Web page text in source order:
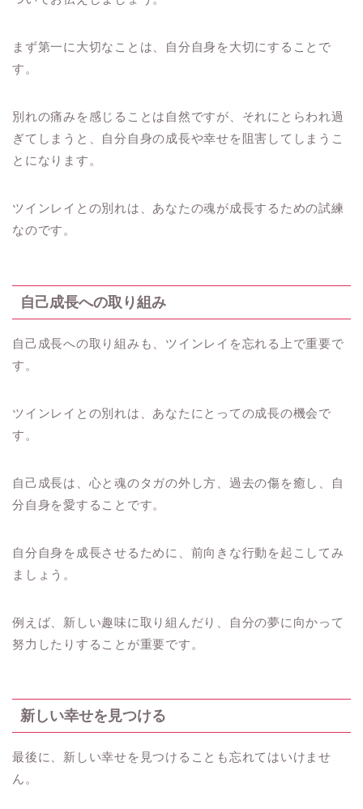
まず第一に大切なことは、自分自身を大切にすることで
す。
別れの痛みを感じることは自然ですが、それにとらわれ過
ぎてしまうと、自分自身の成長や幸せを阻害してしまうこ
とになります。
ツインレイとの別れは、あなたの魂が成長するための試練
なのです。
自己成長への取り組み
自己成長への取り組みも、ツインレイを忘れる上で重要で
す。
ツインレイとの別れは、あなたにとっての成長の機会で
す。
自己成長は、心と魂のタガの外し方、過去の傷を癒し、自
分自身を愛することです。
自分自身を成長させるために、前向きな行動を起こしてみ
ましょう。
例えば、新しい趣味に取り組んだり、自分の夢に向かって
努力したりすることが重要です。
新しい幸せを見つける
最後に、新しい幸せを見つけることも忘れてはいけませ
ん。